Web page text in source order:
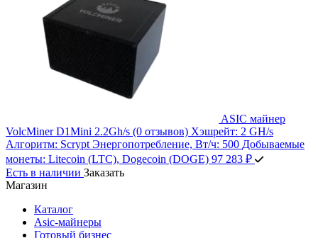
ASIC майнер
VolcMiner D1Mini 2.2Gh/s (0 отзывов) Хэшрейт: 2 GH/s
Алгоритм: Scrypt Энергопотребление, Вт/ч: 500 Добываемые
монеты: Litecoin (LTC), Dogecoin (DOGE) 97 283 ₽
Есть в наличии Заказать
Магазин
Каталог
Asic-майнеры
Готовый бизнес